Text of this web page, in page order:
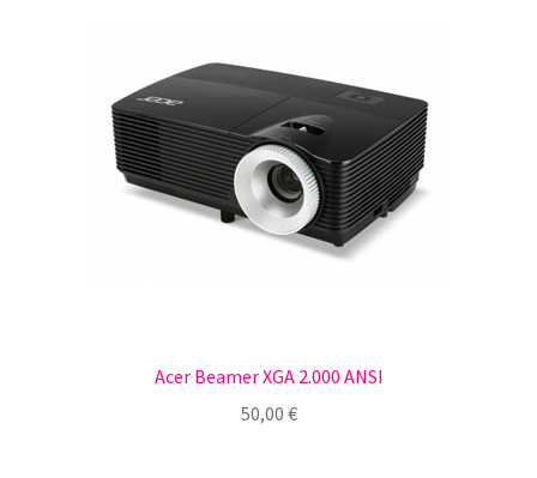
Acer Beamer XGA 2.000 ANSI
50,00 €